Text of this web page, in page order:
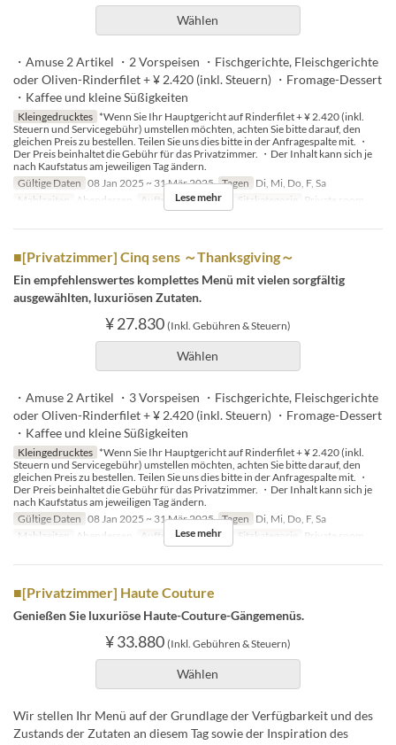
Wählen
・Amuse 2 Artikel ・2 Vorspeisen ・Fischgerichte, Fleischgerichte
oder Oliven-Rinderfilet + ¥ 2.420 (inkl. Steuern) ・Fromage-Dessert
・Kaffee und kleine Süßigkeiten
Kleingedrucktes *Wenn Sie Ihr Hauptgericht auf Rinderfilet + ¥ 2.420 (inkl.
Steuern und Servicegebühr) umstellen möchten, achten Sie bitte darauf, den
gleichen Preis zu bestellen. Teilen Sie uns dies bitte in der Anfragespalte mit. ・
Der Preis beinhaltet die Gebühr für das Privatzimmer. ・Der Inhalt kann sich je
nach Kaufstatus am jeweiligen Tag ändern.
Gültige Daten 08 Jan 2025 ~ 31 Mär 2025 Tagen Di, Mi, Do, F, Sa
Mahlzeiten
Abendessen Auftragslimit 2 ~ 8 Sitzkategorie Private room
Lese mehr
■[Privatzimmer] Cinq sens ～Thanksgiving～
Ein empfehlenswertes komplettes Menü mit vielen sorgfältig
ausgewählten, luxuriösen Zutaten.
¥ 27.830 (Inkl. Gebühren & Steuern)
Wählen
・Amuse 2 Artikel ・3 Vorspeisen ・Fischgerichte, Fleischgerichte
oder Oliven-Rinderfilet + ¥ 2.420 (inkl. Steuern) ・Fromage-Dessert
・Kaffee und kleine Süßigkeiten
Kleingedrucktes *Wenn Sie Ihr Hauptgericht auf Rinderfilet + ¥ 2.420 (inkl.
Steuern und Servicegebühr) umstellen möchten, achten Sie bitte darauf, den
gleichen Preis zu bestellen. Teilen Sie uns dies bitte in der Anfragespalte mit. ・
Der Preis beinhaltet die Gebühr für das Privatzimmer. ・Der Inhalt kann sich je
nach Kaufstatus am jeweiligen Tag ändern.
Gültige Daten 08 Jan 2025 ~ 31 Mär 2025 Tagen Di, Mi, Do, F, Sa
Mahlzeiten
Abendessen Auftragslimit 2 ~ 8 Sitzkategorie Private room
Lese mehr
■[Privatzimmer] Haute Couture
Genießen Sie luxuriöse Haute-Couture-Gängemenüs.
¥ 33.880 (Inkl. Gebühren & Steuern)
Wählen
Wir stellen Ihr Menü auf der Grundlage der Verfügbarkeit und des
Zustands der Zutaten an diesem Tag sowie der Inspiration des